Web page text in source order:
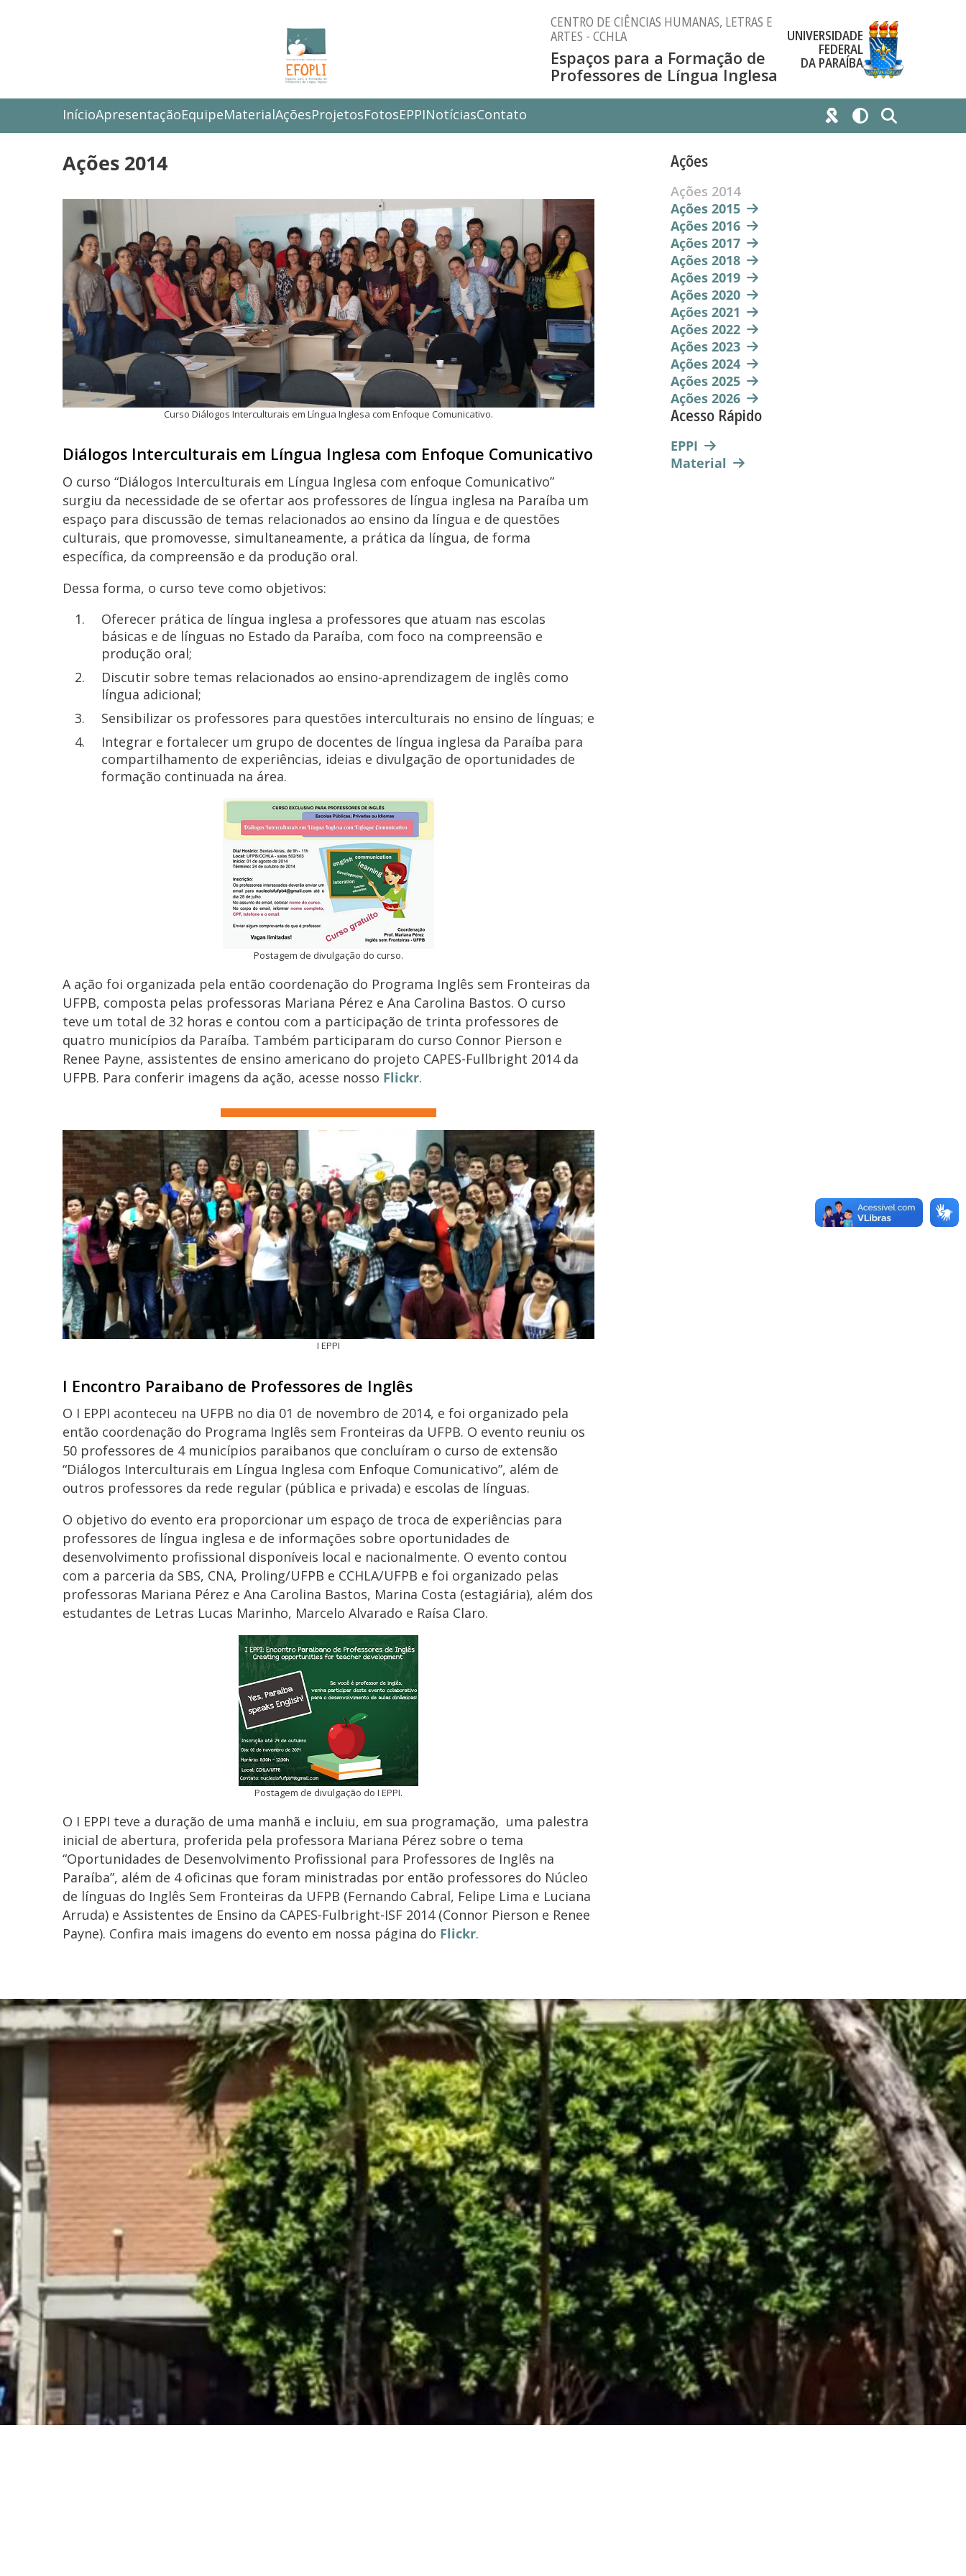
CENTRO DE CIÊNCIAS HUMANAS, LETRAS E
ARTES - CCHLA
Espaços para a Formação de
Professores de Língua Inglesa
UNIVERSIDADE
FEDERAL
DA PARAÍBA
InícioApresentaçãoEquipeMaterialAçõesProjetosFotosEPPINotíciasContato
Ações
Ações 2014
Ações 2015
Ações 2016
Ações 2017
Ações 2018
Ações 2019
Ações 2020
Ações 2021
Ações 2022
Ações 2023
Ações 2024
Ações 2025
Ações 2026
Acesso Rápido
EPPI
Material
Ações 2014
Curso Diálogos Interculturais em Língua Inglesa com Enfoque Comunicativo.
Diálogos Interculturais em Língua Inglesa com Enfoque Comunicativo
O curso “Diálogos Interculturais em Língua Inglesa com enfoque Comunicativo”
surgiu da necessidade de se ofertar aos professores de língua inglesa na Paraíba um
espaço para discussão de temas relacionados ao ensino da língua e de questões
culturais, que promovesse, simultaneamente, a prática da língua, de forma
específica, da compreensão e da produção oral.
Dessa forma, o curso teve como objetivos:
Oferecer prática de língua inglesa a professores que atuam nas escolas
básicas e de línguas no Estado da Paraíba, com foco na compreensão e
produção oral;
Discutir sobre temas relacionados ao ensino-aprendizagem de inglês como
língua adicional;
Sensibilizar os professores para questões interculturais no ensino de línguas; e
Integrar e fortalecer um grupo de docentes de língua inglesa da Paraíba para
compartilhamento de experiências, ideias e divulgação de oportunidades de
formação continuada na área.
Postagem de divulgação do curso.
A ação foi organizada pela então coordenação do Programa Inglês sem Fronteiras da
UFPB, composta pelas professoras Mariana Pérez e Ana Carolina Bastos. O curso
teve um total de 32 horas e contou com a participação de trinta professores de
quatro municípios da Paraíba. Também participaram do curso Connor Pierson e
Renee Payne, assistentes de ensino americano do projeto CAPES-Fullbright 2014 da
UFPB. Para conferir imagens da ação, acesse nosso Flickr.
I EPPI
I Encontro Paraibano de Professores de Inglês
O I EPPI aconteceu na UFPB no dia 01 de novembro de 2014, e foi organizado pela
então coordenação do Programa Inglês sem Fronteiras da UFPB. O evento reuniu os
50 professores de 4 municípios paraibanos que concluíram o curso de extensão
“Diálogos Interculturais em Língua Inglesa com Enfoque Comunicativo”, além de
outros professores da rede regular (pública e privada) e escolas de línguas.
O objetivo do evento era proporcionar um espaço de troca de experiências para
professores de língua inglesa e de informações sobre oportunidades de
desenvolvimento profissional disponíveis local e nacionalmente. O evento contou
com a parceria da SBS, CNA, Proling/UFPB e CCHLA/UFPB e foi organizado pelas
professoras Mariana Pérez e Ana Carolina Bastos, Marina Costa (estagiária), além dos
estudantes de Letras Lucas Marinho, Marcelo Alvarado e Raísa Claro.
Postagem de divulgação do I EPPI.
O I EPPI teve a duração de uma manhã e incluiu, em sua programação, uma palestra
inicial de abertura, proferida pela professora Mariana Pérez sobre o tema
“Oportunidades de Desenvolvimento Profissional para Professores de Inglês na
Paraíba”, além de 4 oficinas que foram ministradas por então professores do Núcleo
de línguas do Inglês Sem Fronteiras da UFPB (Fernando Cabral, Felipe Lima e Luciana
Arruda) e Assistentes de Ensino da CAPES-Fulbright-ISF 2014 (Connor Pierson e Renee
Payne). Confira mais imagens do evento em nossa página do Flickr.